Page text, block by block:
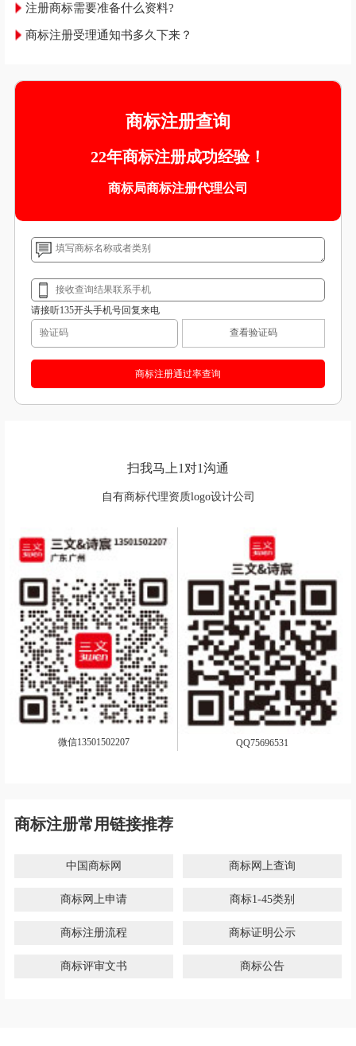
注册商标需要准备什么资料?
商标注册受理通知书多久下来？
商标注册查询
22年商标注册成功经验！
商标局商标注册代理公司
请接听135开头手机号回复来电
查看验证码
扫我马上1对1沟通
自有商标代理资质logo设计公司
微信13501502207 QQ75696531
商标注册常用链接推荐
中国商标网 商标网上查询
商标网上申请 商标1-45类别
商标注册流程 商标证明公示
商标评审文书 商标公告